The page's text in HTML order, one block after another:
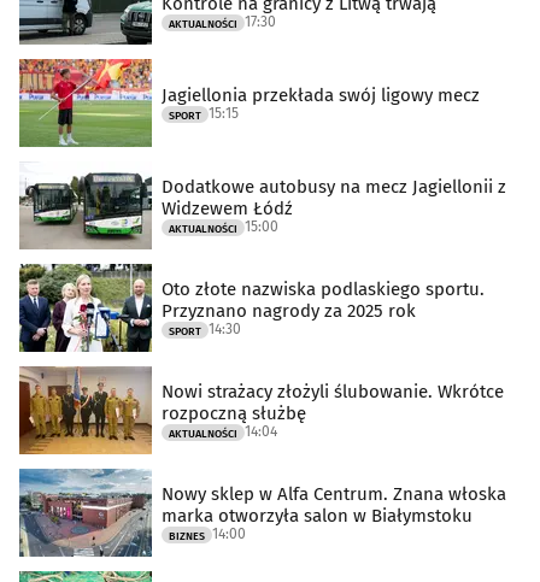
AKTUALNOŚCI 17:30
Jagiellonia przekłada swój ligowy mecz
SPORT 15:15
Dodatkowe autobusy na mecz Jagiellonii z
Widzewem Łódź
AKTUALNOŚCI 15:00
Oto złote nazwiska podlaskiego sportu.
Przyznano nagrody za 2025 rok
SPORT 14:30
Nowi strażacy złożyli ślubowanie. Wkrótce
rozpoczną służbę
AKTUALNOŚCI 14:04
Nowy sklep w Alfa Centrum. Znana włoska
marka otworzyła salon w Białymstoku
BIZNES 14:00